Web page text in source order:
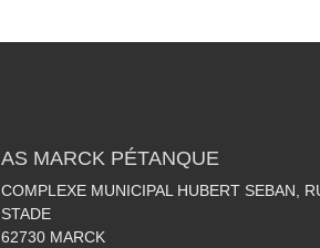
AS MARCK PÉTANQUE
COMPLEXE MUNICIPAL HUBERT SEBAN,
STADE
62730 MARCK